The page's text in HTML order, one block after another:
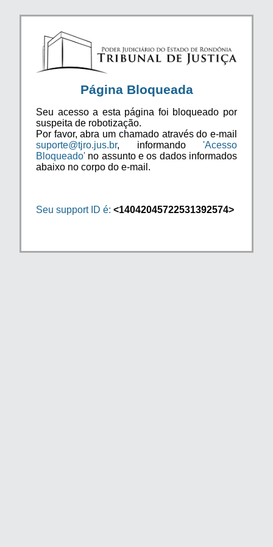
Página Bloqueada
Seu acesso a esta página foi bloqueado por
suspeita de robotização.
Por favor, abra um chamado através do e-mail
suporte@tjro.jus.br, informando 'Acesso
Bloqueado' no assunto e os dados informados
abaixo no corpo do e-mail.
Seu support ID é: <14042045722531392574>